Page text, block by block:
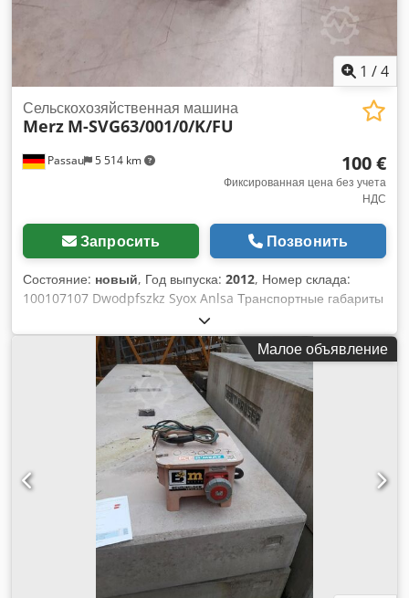
1 /4
Passau 5 514 km
Сельскохозяйственная машина
Merz M-SVG63/001/0/K/FU
100 €
Фиксированная цена без учета
НДС
Запросить Позвонить
Состояние: новый, Год выпуска: 2012, Номер склада:
100107107 Dwodpfszkz Syox Anlsa Транспортные габариты
(длина x ширина x высота): 0 x 0 x 0
Малое объявление